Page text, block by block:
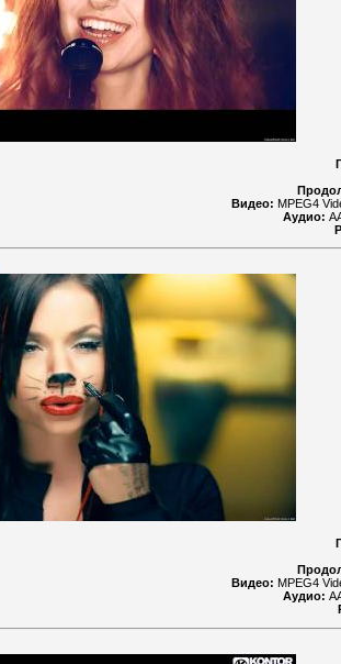
Видео: MPEG4
Аудио:
Видео: MPEG4
Аудио: